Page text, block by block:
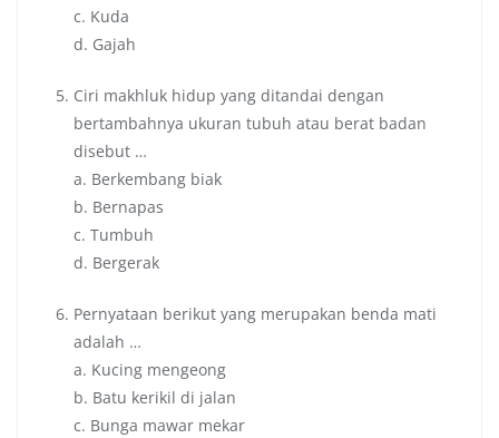
c. Kuda
d. Gajah
Ciri makhluk hidup yang ditandai dengan
bertambahnya ukuran tubuh atau berat badan
disebut …
a. Berkembang biak
b. Bernapas
c. Tumbuh
d. Bergerak
Pernyataan berikut yang merupakan benda mati
adalah …
a. Kucing mengeong
b. Batu kerikil di jalan
c. Bunga mawar mekar